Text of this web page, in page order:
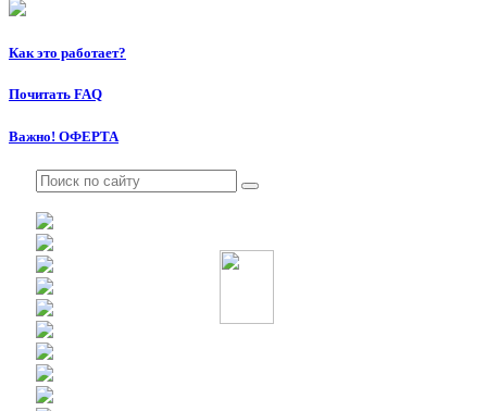
Как это работает?
Почитать FAQ
Важно! ОФЕРТА